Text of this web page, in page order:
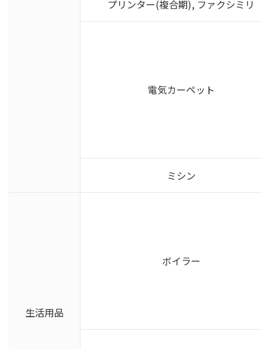
プリンター(複合期), ファクシミリ
電気カーペット
ミシン
生活用品
ボイラー